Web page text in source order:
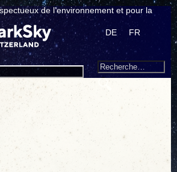
de l’environnement et pour la
DE FR
Search
Recherche